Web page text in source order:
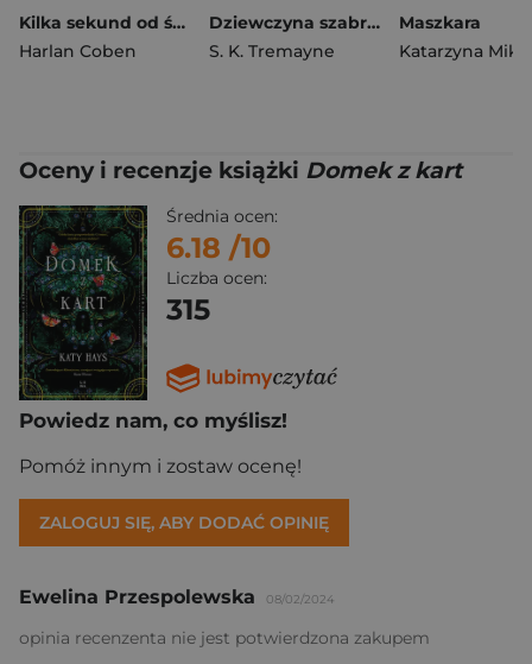
Kilka sekund od śmierci
Harlan Coben
Dziewczyna szabrownika
S. K. Tremayne
Maszkara
Oceny i recenzje książki Domek z kart
Średnia ocen:
6.18 /10
Liczba ocen:
315
Powiedz nam, co myślisz!
Pomóż innym i zostaw ocenę!
ZALOGUJ SIĘ, ABY DODAĆ OPINIĘ
Ewelina Przespolewska 08/02/2024
opinia recenzenta nie jest potwierdzona zakupem